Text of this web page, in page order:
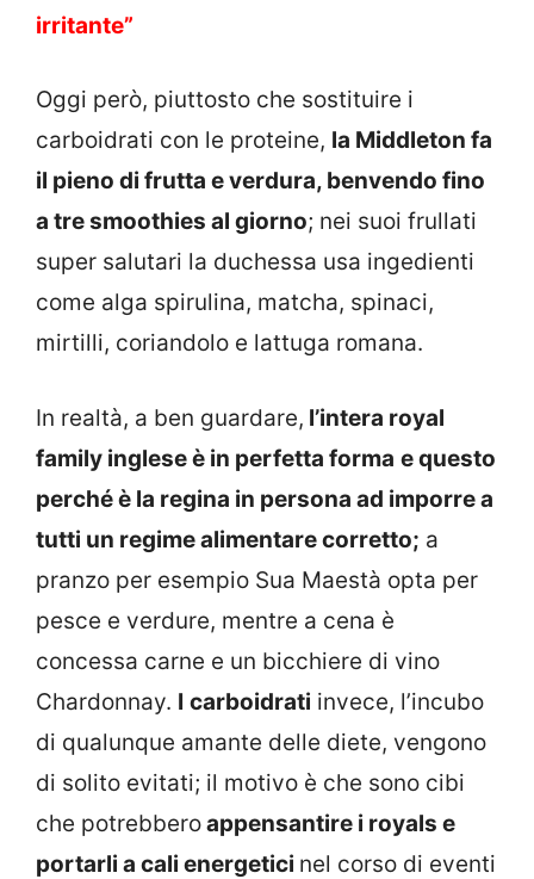
irritante”
Oggi però, piuttosto che sostituire i
carboidrati con le proteine, la Middleton fa
il pieno di frutta e verdura, benvendo fino
a tre smoothies al giorno; nei suoi frullati
super salutari la duchessa usa ingedienti
come alga spirulina, matcha, spinaci,
mirtilli, coriandolo e lattuga romana.
In realtà, a ben guardare, l’intera royal
family inglese è in perfetta forma e questo
perché è la regina in persona ad imporre a
tutti un regime alimentare corretto; a
pranzo per esempio Sua Maestà opta per
pesce e verdure, mentre a cena è
concessa carne e un bicchiere di vino
Chardonnay. I carboidrati invece, l’incubo
di qualunque amante delle diete, vengono
di solito evitati; il motivo è che sono cibi
che potrebberoappensantire i royals e
portarli a cali energetici nel corso di eventi